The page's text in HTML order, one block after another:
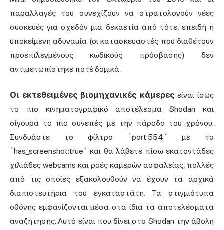
παραλλαγές του συνεχίζουν να στρατολογούν νέες
συσκευές για σχεδόν μια δεκαετία από τότε, επειδή η
υποκείμενη αδυναμία (οι κατασκευαστές που διαθέτουν
προεπιλεγμένους κωδικούς πρόσβασης) δεν
αντιμετωπίστηκε ποτέ δομικά.
Οι εκτεθειμένες βιομηχανικές κάμερεςείναι ίσως
το πιο κινηματογραφικό αποτέλεσμα Shodan και
σίγουρα το πιο συνεπές με την πάροδο του χρόνου.
Συνδυάστε το φίλτρο `port:554` με το
`has_screenshot:true` και θα λάβετε πίσω εκατοντάδες
χιλιάδες webcams και ροές καμερών ασφαλείας, πολλές
από τις οποίες εξακολουθούν να έχουν τα αρχικά
διαπιστευτήρια του εγκαταστάτη. Τα στιγμιότυπα
οθόνης εμφανίζονται μέσα στα ίδια τα αποτελέσματα
αναζήτησης. Αυτό είναι που δίνει στο Shodan την άβολη